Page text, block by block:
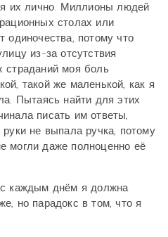
их лично. Миллионы людей
столах или
одиночества, потому что
из-за отсутствия
моя боль
такой же маленькой, как я
Пытаясь найти для этих
писать им ответы,
не выпала ручка, потому
могли даже полноценно её
с каждым днём я должна
но парадокс в том, что я